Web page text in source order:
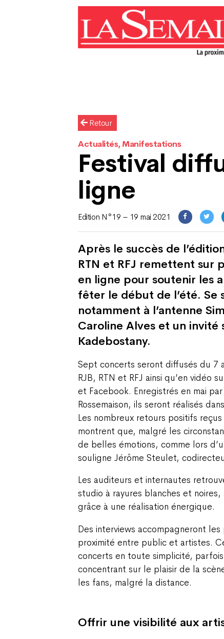
Retour
Actualités, Manifestations
Festival
ligne
Edition N°19 – 19 mai 2021
Après le succès de
RTN et RFJ remettent sur
en ligne pour soutenir les
fêter le début de l’été. Se
notamment à l’antenne
Caroline Alves et un invité
Kadebostany.
Sept concerts seront diffusés du 7
RJB, RTN et RFJ ainsi qu’en vidéo
et Facebook. Enregistrés en mai
Rossemaison, ils seront réalisés
Les nombreux retours positifs
montrent que, malgré les
de belles émotions, comme lors
souligne Jérôme Steulet,
Les auditeurs et internautes
studio à rayures blanches et
grâce à une réalisation énergique.
Des interviews accompagneront
proximité entre public et artistes.
concerts en toute simplicité,
concentrant sur le plaisir de la
les fans, malgré la distance.
Offrir une visibilité aux